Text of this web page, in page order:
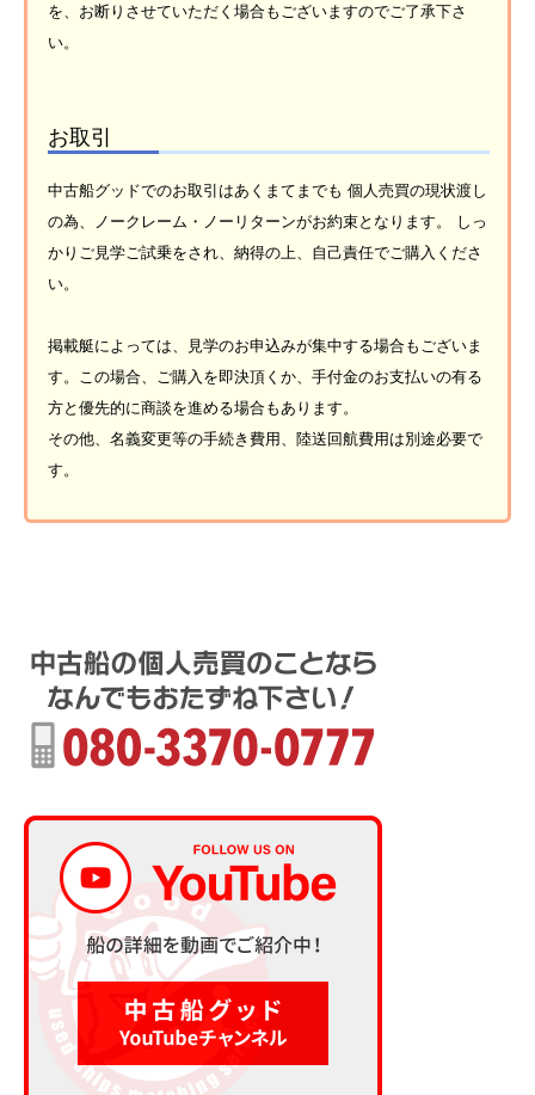
を、お断りさせていただく場合もございますのでご了承下さ
い。
お取引
中古船グッドでのお取引はあくまてまでも 個人売買の現状渡し
の為、ノークレーム・ノーリターンがお約束となります。 しっ
かりご見学ご試乗をされ、納得の上、自己責任でご購入くださ
い。
掲載艇によっては、見学のお申込みが集中する場合もございま
す。この場合、ご購入を即決頂くか、手付金のお支払いの有る
方と優先的に商談を進める場合もあります。
その他、名義変更等の手続き費用、陸送回航費用は別途必要で
す。